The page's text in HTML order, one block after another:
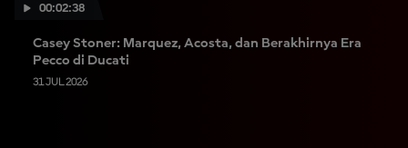
00:02:38
Casey Stoner: Marquez, Acosta, dan Berakhirnya Era
Pecco di Ducati
31 JUL 2026